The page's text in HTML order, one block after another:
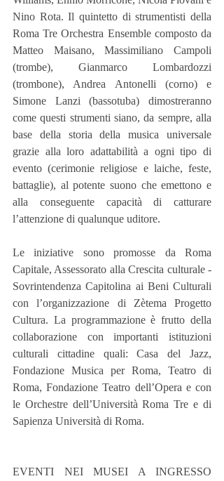
Nino Rota. Il quintetto di strumentisti della
Roma Tre Orchestra Ensemble composto da
Matteo Maisano, Massimiliano Campoli
(trombe), Gianmarco Lombardozzi
(trombone), Andrea Antonelli (corno) e
Simone Lanzi (bassotuba) dimostreranno
come questi strumenti siano, da sempre, alla
base della storia della musica universale
grazie alla loro adattabilità a ogni tipo di
evento (cerimonie religiose e laiche, feste,
battaglie), al potente suono che emettono e
alla conseguente capacità di catturare
l’attenzione di qualunque uditore.
Le iniziative sono promosse da Roma
Capitale, Assessorato alla Crescita culturale -
Sovrintendenza Capitolina ai Beni Culturali
con l’organizzazione di Zètema Progetto
Cultura. La programmazione è frutto della
collaborazione con importanti istituzioni
culturali cittadine quali: Casa del Jazz,
Fondazione Musica per Roma, Teatro di
Roma, Fondazione Teatro dell’Opera e con
le Orchestre dell’Università Roma Tre e di
Sapienza Università di Roma.
EVENTI NEI MUSEI A INGRESSO